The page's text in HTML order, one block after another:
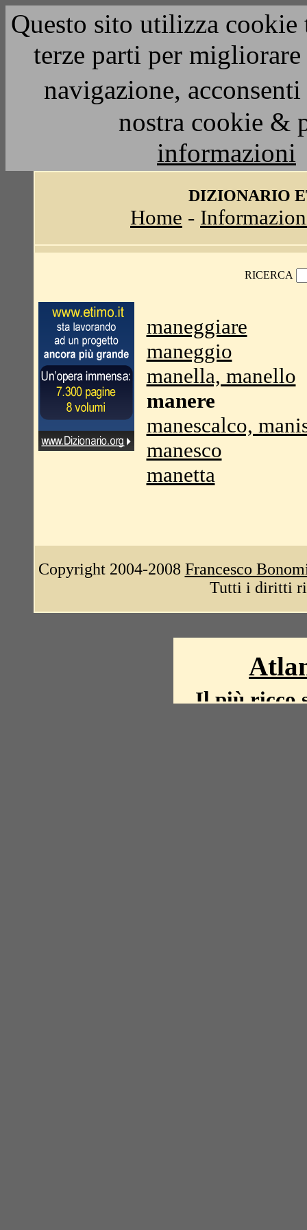
Questo sito utilizza
terze parti per
navigazione,
nostra cookie &
informazioni
DIZIONARIO
Home -
RICERCA
maneggiare
maneggio
manella, manello
manere
manescalco,
manesco
manetta
Copyright 2004-2008 Francesco
Tutti i diritti
Il più ricco